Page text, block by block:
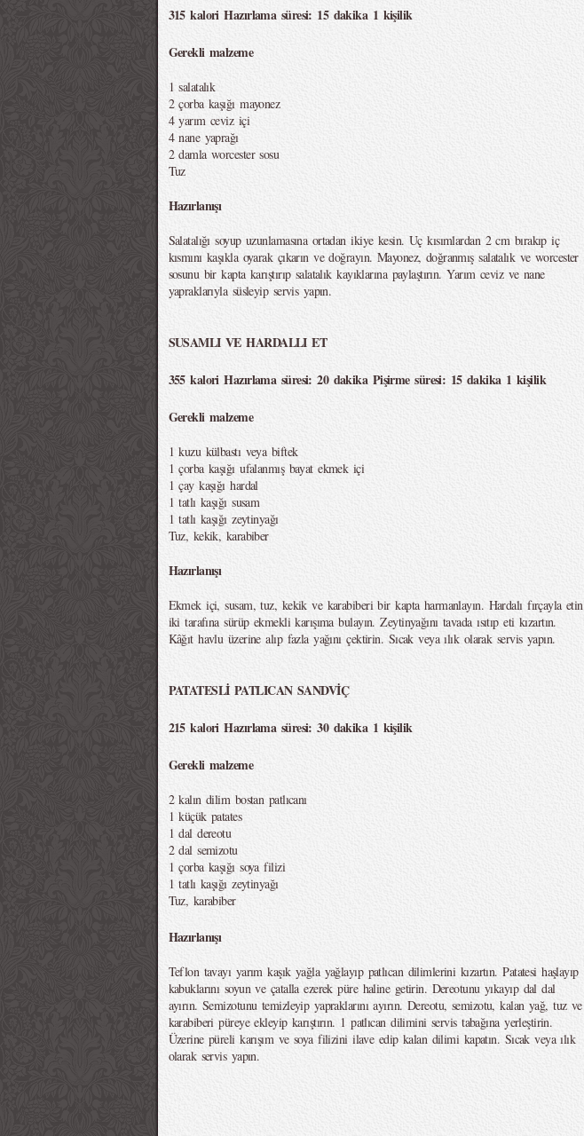
315 kalori Hazırlama süresi: 15 dakika 1 kişilik
Gerekli malzeme
1 salatalık
2 çorba kaşığı mayonez
4 yarım ceviz içi
4 nane yaprağı
2 damla worcester sosu
Tuz
Hazırlanışı
Salatalığı soyup uzunlamasına ortadan ikiye kesin. Uç kısımlardan 2 cm bırakıp iç
kısmını kaşıkla oyarak çıkarın ve doğrayın. Mayonez, doğranmış salatalık ve worcester
sosunu bir kapta karıştırıp salatalık kayıklarına paylaştırın. Yarım ceviz ve nane
yapraklarıyla süsleyip servis yapın.
SUSAMLI VE HARDALLI ET
355 kalori Hazırlama süresi: 20 dakika Pişirme süresi: 15 dakika 1 kişilik
Gerekli malzeme
1 kuzu külbastı veya biftek
1 çorba kaşığı ufalanmış bayat ekmek içi
1 çay kaşığı hardal
1 tatlı kaşığı susam
1 tatlı kaşığı zeytinyağı
Tuz, kekik, karabiber
Hazırlanışı
Ekmek içi, susam, tuz, kekik ve karabiberi bir kapta harmanlayın. Hardalı fırçayla etin
iki tarafına sürüp ekmekli karışıma bulayın. Zeytinyağını tavada ısıtıp eti kızartın.
Kâğıt havlu üzerine alıp fazla yağını çektirin. Sıcak veya ılık olarak servis yapın.
PATATESLİ PATLICAN SANDVİÇ
215 kalori Hazırlama süresi: 30 dakika 1 kişilik
Gerekli malzeme
2 kalın dilim bostan patlıcanı
1 küçük patates
1 dal dereotu
2 dal semizotu
1 çorba kaşığı soya filizi
1 tatlı kaşığı zeytinyağı
Tuz, karabiber
Hazırlanışı
Teflon tavayı yarım kaşık yağla yağlayıp patlıcan dilimlerini kızartın. Patatesi haşlayıp
kabuklarını soyun ve çatalla ezerek püre haline getirin. Dereotunu yıkayıp dal dal
ayırın. Semizotunu temizleyip yapraklarını ayırın. Dereotu, semizotu, kalan yağ, tuz ve
karabiberi püreye ekleyip karıştırın. 1 patlıcan dilimini servis tabağına yerleştirin.
Üzerine püreli karışım ve soya filizini ilave edip kalan dilimi kapatın. Sıcak veya ılık
olarak servis yapın.